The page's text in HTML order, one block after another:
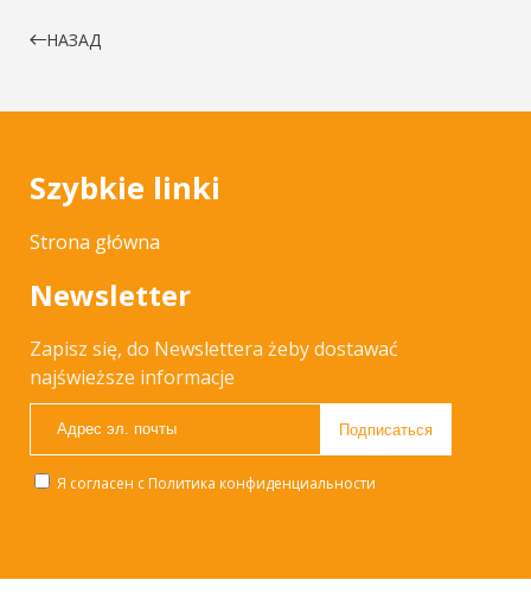
НАЗАД
Szybkie linki
Strona główna
Newsletter
Zapisz się, do Newslettera żeby dostawać
najświeższe informacje
Я согласен с Политика конфиденциальности